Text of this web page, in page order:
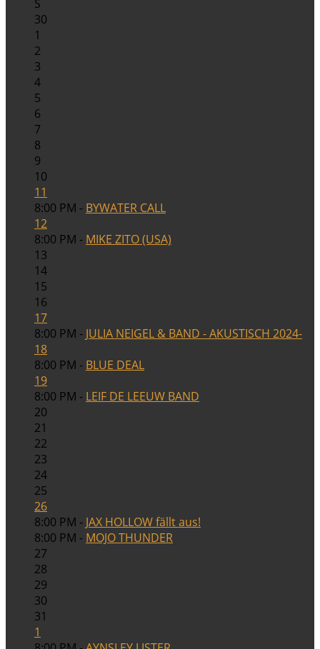
S
30
1
2
3
4
5
6
7
8
9
10
11
8:00 PM - BYWATER CALL
12
8:00 PM - MIKE ZITO (USA)
13
14
15
16
17
8:00 PM - JULIA NEIGEL & BAND - AKUSTISCH 2024-
18
8:00 PM - BLUE DEAL
19
8:00 PM - LEIF DE LEEUW BAND
20
21
22
23
24
25
26
8:00 PM - JAX HOLLOW fällt aus!
8:00 PM - MOJO THUNDER
27
28
29
30
31
1